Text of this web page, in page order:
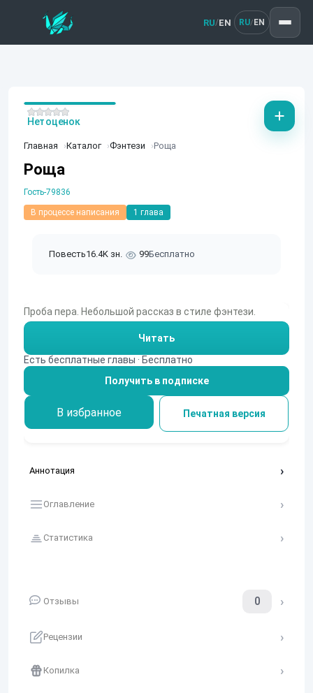
RU/EN RU/ EN
Главная Каталог Фэнтези Роща
Роща
Гость-79836
В процессе написания 1 глава
Повесть16.4K зн. 99Бесплатно
Нет оценок
Проба пера. Небольшой рассказ в стиле фэнтези.
Читать
Есть бесплатные главы · Бесплатно
Получить в подписке
В избранное Печатная версия
Аннотация
Оглавление
Статистика
Отзывы 0
Рецензии
Копилка